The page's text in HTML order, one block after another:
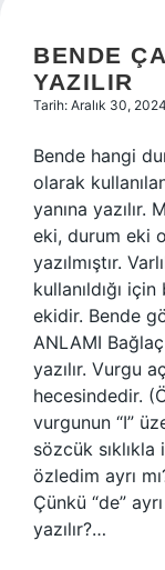
BENDE
YAZILIR
Tarih: Aralık 30, 2024
Bende hangi
olarak
yanına yazılır.
eki, durum eki
yazılmıştır.
kullanıldığı
ekidir. Bende
ANLAMI
yazılır. Vurgu
hecesindedir.
vurgunun “I”
sözcük sıklıkla
özledim ayrı
Çünkü “de”
yazılır?…